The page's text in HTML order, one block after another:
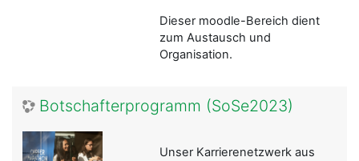
Dieser moodle-Bereich dient
zum Austausch und
Organisation.
Botschafterprogramm (SoSe2023)
Unser Karrierenetzwerk aus